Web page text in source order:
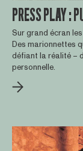
PRESS PLAY :
Sur grand écran
Des marionnettes
défiant la réalité –
personnelle.